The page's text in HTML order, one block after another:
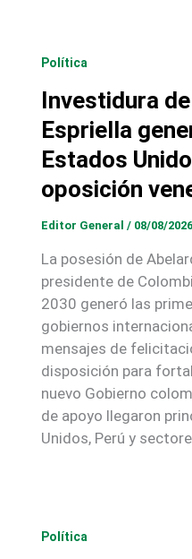
Política
Investidura
Espriella
Estados
oposición
Editor General / 08/08/2026
La posesión de
presidente de
2030 generó las
gobiernos
mensajes de
disposición para
nuevo Gobierno
de apoyo llegaron
Unidos, Perú y
Política